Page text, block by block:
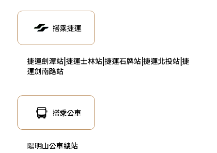
搭乘捷運
捷運劍潭站|捷運士林站|捷運石牌站|捷運北投站|捷
運劍南路站
搭乘公車
陽明山公車總站